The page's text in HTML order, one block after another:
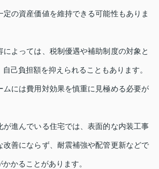
定の資産価値を維持できる可能性もありま
によっては、税制優遇や補助制度の対象と
己負担額を抑えられることもあります。
ムには費用対効果を慎重に見極める必要が
が進んでいる住宅では、表面的な内装工事
改善にならず、耐震補強や配管更新などで
かることがあります。